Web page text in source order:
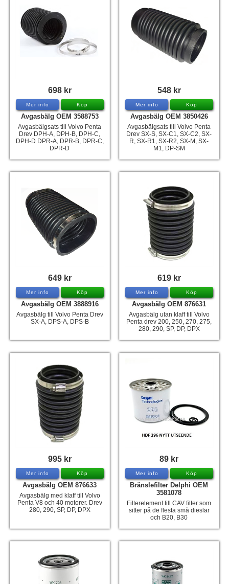
698 kr
Mer info Köp
Avgasbälg OEM 3588753
Avgasbälgsats till Volvo Penta
Drev DPH-A, DPH-B, DPH-C,
DPH-D DPR-A, DPR-B, DPR-C,
DPR-D
548 kr
Mer info Köp
Avgasbälg OEM 3850426
Avgasbälgsats till Volvo Penta
Drev SX-S, SX-C1, SX-C2, SX-
R, SX-R1, SX-R2, SX-M, SX-
M1, DP-SM
649 kr
Mer info Köp
Avgasbälg OEM 3888916
Avgasbälg till Volvo Penta Drev
SX-A, DPS-A, DPS-B
619 kr
Mer info Köp
Avgasbälg OEM 876631
Avgasbälg utan klaff till Volvo
Penta drev 200, 250, 270, 275,
280, 290, SP, DP, DPX
995 kr
Mer info Köp
Avgasbälg OEM 876633
Avgasbälg med klaff till Volvo
Penta V8 och 40 motorer. Drev
280, 290, SP, DP, DPX
89 kr
Mer info Köp
Bränslefilter Delphi OEM
3581078
Filterelement till CAV filter som
sitter på de flesta små dieslar
och B20, B30